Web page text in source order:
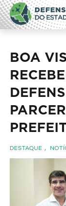
Pular
para
o
conteúdo
Amazonas
BOA
DESTAQUE ,